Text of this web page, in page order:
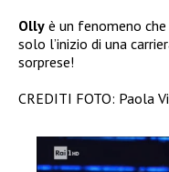
Olly è un fenomeno
solo l’inizio di una
sorprese!
CREDITI FOTO: Paola